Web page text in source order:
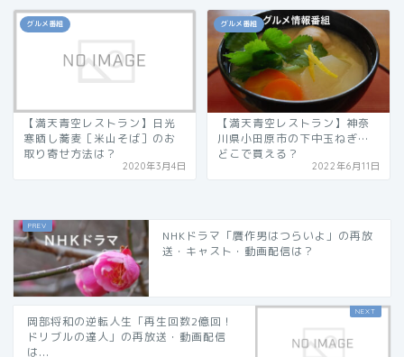
グルメ番組
【満天青空レストラン】日光
寒晒し蕎麦［米山そば］のお
取り寄せ方法は？
2020年3月4日
グルメ番組
【満天青空レストラン】神奈
川県小田原市の下中玉ねぎ…
どこで買える？
2022年6月11日
NHKドラマ「贋作男はつらいよ」の再放
送・キャスト・動画配信は？
岡部将和の逆転人生「再生回数2億回！
ドリブルの達人」の再放送・動画配信
は...